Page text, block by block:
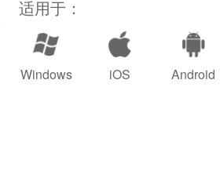
适用于：
Windows iOS Android